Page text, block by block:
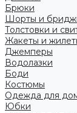
Брюки
Шорты и
Толстовки и
Жакеты и
Джемперы
Водолазки
Боди
Костюмы
Одежда для
Юбки